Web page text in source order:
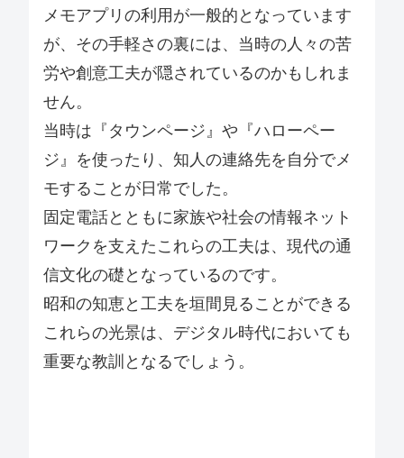
メモアプリの利用が一般的となっています
が、その手軽さの裏には、当時の人々の苦
労や創意工夫が隠されているのかもしれま
せん。
当時は『タウンページ』や『ハローペー
ジ』を使ったり、知人の連絡先を自分でメ
モすることが日常でした。
固定電話とともに家族や社会の情報ネット
ワークを支えたこれらの工夫は、現代の通
信文化の礎となっているのです。
昭和の知恵と工夫を垣間見ることができる
これらの光景は、デジタル時代においても
重要な教訓となるでしょう。